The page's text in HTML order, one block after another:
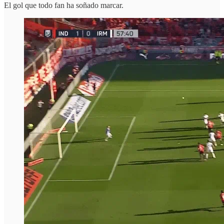
El gol que todo fan ha soñado marcar.